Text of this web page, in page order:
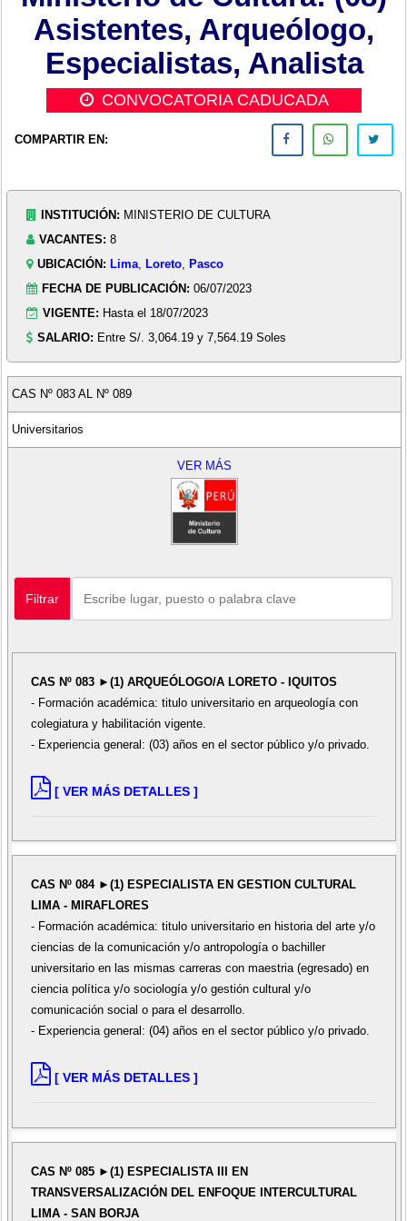
Asistentes, Arqueólogo,
Especialistas, Analista
CONVOCATORIA CADUCADA
COMPARTIR EN:
INSTITUCIÓN: MINISTERIO DE CULTURA
VACANTES: 8
UBICACIÓN: Lima ,Loreto ,Pasco
FECHA DE PUBLICACIÓN: 06/07/2023
VIGENTE: Hasta el 18/07/2023
SALARIO: Entre S/. 3,064.19 y 7,564.19 Soles
CAS Nº 083 AL Nº 089
Universitarios
VER MÁS
Filtrar
CAS Nº 083 ►(1) ARQUEÓLOGO/A LORETO - IQUITOS
- Formación académica: titulo universitario en arqueología con
colegiatura y habilitación vigente.
- Experiencia general: (03) años en el sector público y/o privado.
[ VER MÁS DETALLES ]
CAS Nº 084 ►(1) ESPECIALISTA EN GESTION CULTURAL
LIMA - MIRAFLORES
- Formación académica: titulo universitario en historia del arte y/o
ciencias de la comunicación y/o antropología o bachiller
universitario en las mismas carreras con maestria (egresado) en
ciencia política y/o sociología y/o gestión cultural y/o
comunicación social o para el desarrollo.
- Experiencia general: (04) años en el sector público y/o privado.
[ VER MÁS DETALLES ]
CAS Nº 085 ►(1) ESPECIALISTA III EN
TRANSVERSALIZACIÓN DEL ENFOQUE INTERCULTURAL
LIMA - SAN BORJA